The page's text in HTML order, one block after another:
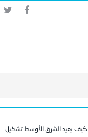
كيف يعيد الشرق الأوسط تشكيل